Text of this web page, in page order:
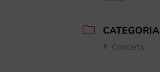
CATEGORIA
Concerts